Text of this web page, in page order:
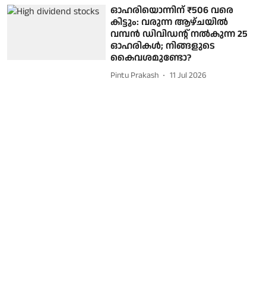
ഓഹരിയൊന്നിന് ₹506 വരെ
കിട്ടും: വരുന്ന ആഴ്ചയിൽ
വമ്പൻ ഡിവിഡന്റ് നൽകുന്ന 25
ഓഹരികൾ; നിങ്ങളുടെ
കൈവശമുണ്ടോ?
Pintu Prakash 11 Jul 2026